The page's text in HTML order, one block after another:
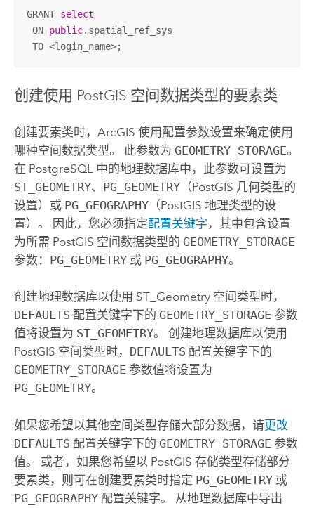
GRANT select
ON public.spatial_ref_sys
TO <login_name>;
创建使用 PostGIS 空间数据类型的要素类
创建要素类时，ArcGIS 使用配置参数设置来确定使用
哪种空间数据类型。 此参数为 GEOMETRY_STORAGE。
在 PostgreSQL中的地理数据库中，此参数可设置为
ST_GEOMETRY、 PG_GEOMETRY（PostGIS 几何类型的
设置）或 PG_GEOGRAPHY（PostGIS 地理类型的设
置）。 因此，您必须指定配置关键字 ，其中包含设置
为所需 PostGIS 空间数据类型的 GEOMETRY_STORAGE
参数： PG_GEOMETRY或 PG_GEOGRAPHY。
创建地理数据库以使用 ST_Geometry 空间类型时，
DEFAULTS 配置关键字下的 GEOMETRY_STORAGE参数
值将设置为 ST_GEOMETRY。 创建地理数据库以使用
PostGIS 空间类型时， DEFAULTS 配置关键字下的
GEOMETRY_STORAGE参数值将设置为
PG_GEOMETRY。
如果您希望以其他空间类型存储大部分数据，请更改
DEFAULTS 配置关键字下的 GEOMETRY_STORAGE 参数
值。 或者，如果您希望以 PostGIS 存储类型存储部分
要素类，则可在创建要素类时指定 PG_GEOMETRY或
PG_GEOGRAPHY配置关键字。 从地理数据库中导出